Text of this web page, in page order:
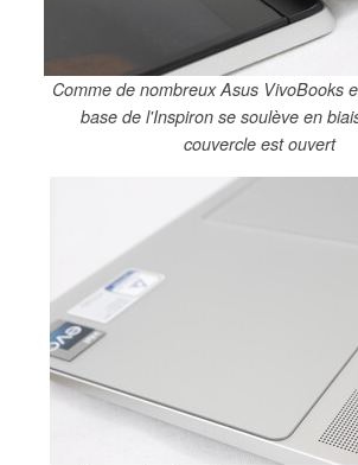
Comme de nombreux Asus VivoBooks
base de l'Inspiron se soulève en
couvercle est ouvert